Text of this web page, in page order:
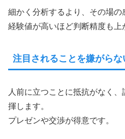
細かく分析するより、その場の
経験値が高いほど判断精度も上
注目されることを嫌がらな
人前に立つことに抵抗がなく
揮します。
プレゼンや交渉が得意です。